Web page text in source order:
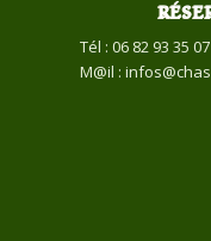
Tél : 06 82 93 35 07
M@il :